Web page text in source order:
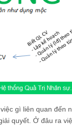
gì liên quan đến
quyết. Ở đâu ra